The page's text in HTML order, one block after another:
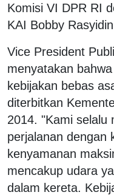
Komisi VI DPR RI
KAI Bobby
Vice President
menyatakan
kebijakan bebas
diterbitkan
2014. "Kami selalu
perjalanan dengan
kenyamanan
mencakup udara
dalam kereta.